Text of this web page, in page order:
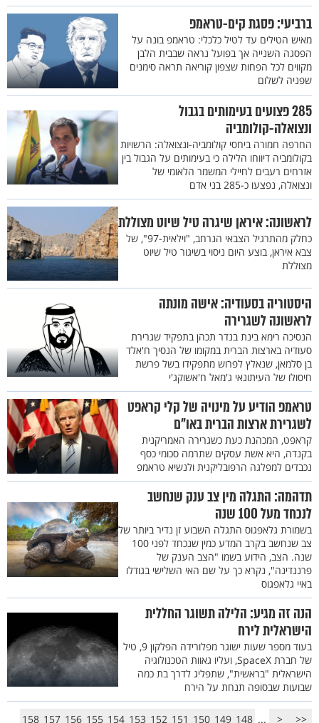
ברביעי: פסגת קים-טראמפ
מאיש הטילים עד לטיל כלכלי: טראמפ בונה על
הפסגה השנייה אך בפועל נראה שבבית הלבן
מקווים לכל הפחות שצפון קוריאה תראה סימנים
שפניה לשלום
285 פצועים בעימותים בגבול
ונצואלה-קולומביה
החרפה חמורה ביחסי קולומביה-ונצואלה: הרשויות
בקולומביה דיווחו הלילה כי בעימותים על הגבול בין
אזרחים רעבים לחיילי המשמר הלאומי של
ונצואלה, נפצעו כ-285 בני אדם
לראשונה: איראן שיגרה טיל שיוט מצוללת
כחלק מהתרגיל הצבאי הנרחב, "וילאית-97", של
צבא איראן, בוצע היום ניסוי בשיגור טיל שיוט
מצוללת
היסטוריה בסעודיה: אישה מונתה
לראשונה לשגרירה
הנסיכה רימא בינת בנדר תכהן בתפקיד שגרירת
סעודיה בארצות הברית במקומו של הנסיך ח'אלד
בן סלמאן, שנאלץ לפרוש מתפקידו בשל פרשת
חיסולו של העיתונאי ג'מאל ח'אשוקג'י
טראמפ הודיע על מינויה של קלי קראפט
לשגרירת ארצות הברית באו"ם
קראפט, המכהנת כעת כשגרירה האמריקנית
בקנדה, היא אשת עסקים שתרמה סכומי כסף
נכבדים למפלגה הרפובליקנית ולנשיא טראמפ
תדהמה: התגלה מין צב ענק שנחשב
לנכחד מעל 100 שנה
בשמורת גלאפגוס התגלה השבוע זן נדיר ביותר של
צב שנחשב בקרב המדע כמין שנכחד לפני 100
שנה. הצב, הידוע בשמו "הצב הענק של
פרננדינה", נקרא כך על שם האי השלישי בגודלו
באיי גלאפגוס
הנה זה מגיע: הלילה תשוגר החללית
הישראלית לירח
בעוד מספר שעות ישוגר מפלורידה הפלקון 9, טיל
של חברת SpaceX, ועליו גאוות הטכנולוגיה
הישראלית "בראשית", שתפליג לדרך בת כמה
שבועות שבסופה תנחת על הירח
<<
<
...
148
149
150
151
152
153
154
155
156
157
158